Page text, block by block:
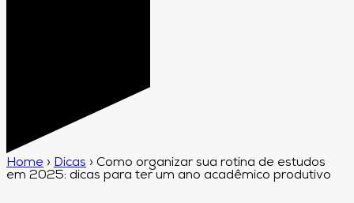
Home › Dicas › Como organizar sua rotina de estudos
em 2025: dicas para ter um ano acadêmico produtivo